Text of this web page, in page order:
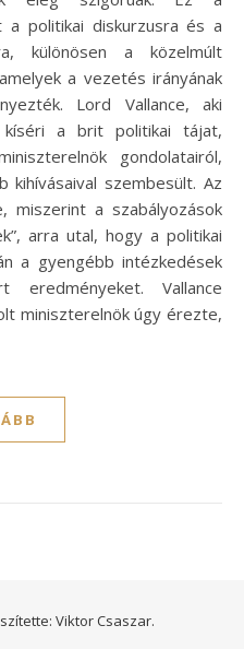
politikai diskurzusra és a
különösen a közelmúlt
a vezetés irányának
Lord Vallance, aki
a brit politikai tájat,
gondolatairól,
kihívásaival szembesült. Az
miszerint a szabályozások
arra utal, hogy a politikai
a gyengébb intézkedések
Vallance
miniszterelnök úgy érezte,
Viktor Csaszar.